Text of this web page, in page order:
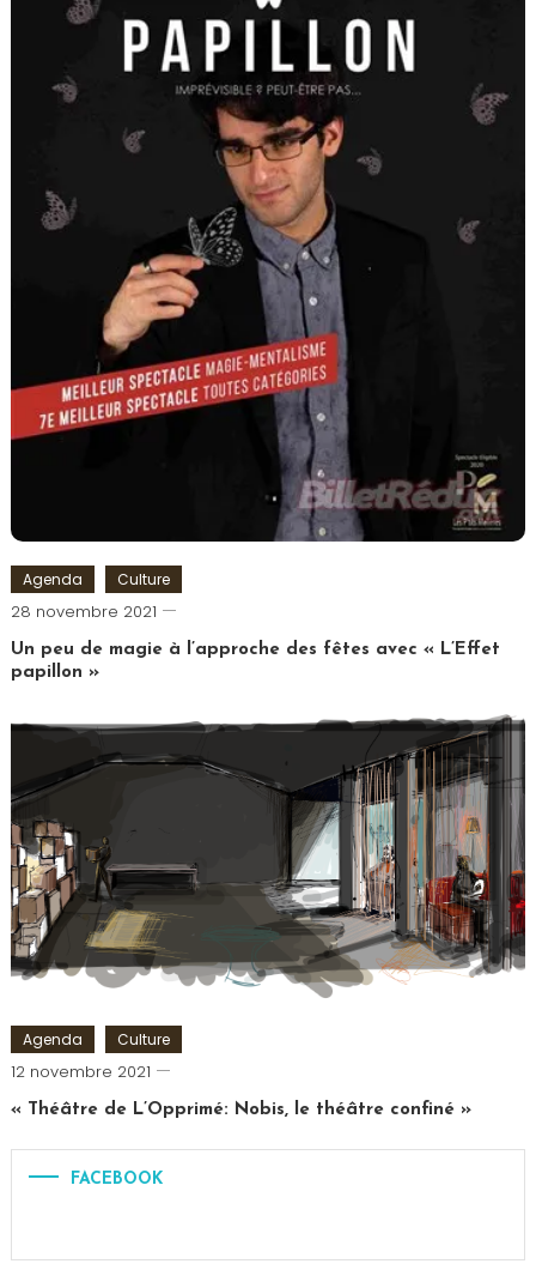
Agenda Culture
28 novembre 2021
Cédric
Cilia
Un peu de magie à l’approche des fêtes avec « L’Effet
papillon »
Comédie
Michel
L'Effet
Papillon,
Mentaliste
,
Théâtre
Agenda Culture
12 novembre 2021
Cédric
Cilia
« Théâtre de L’Opprimé: Nobis, le théâtre confiné »
FACEBOOK